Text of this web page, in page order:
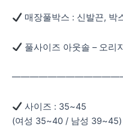
매장풀박스 : 신발끈, 박
풀사이즈 아웃솔 – 오리
사이즈 : 35~45
(여성 35~40 / 남성 39~45)